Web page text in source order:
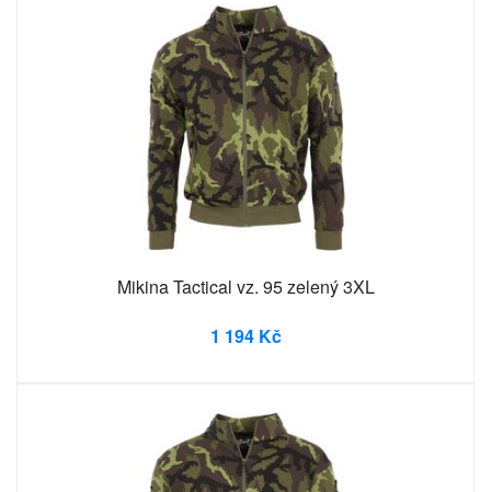
Mikina Tactical vz. 95 zelený 3XL
1 194 Kč